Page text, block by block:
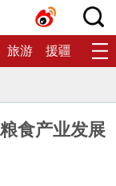
旅游 援疆 生态
食产业发展